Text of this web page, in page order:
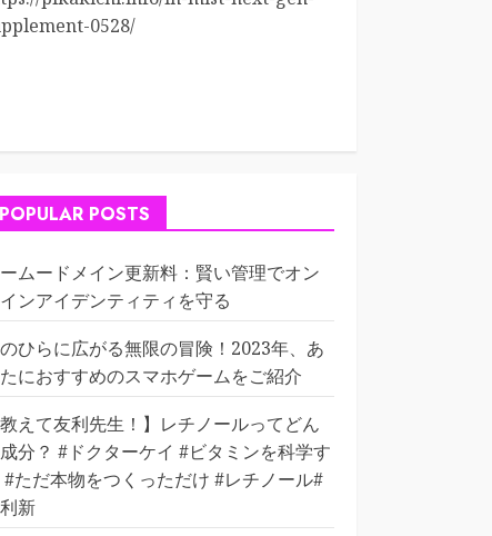
0528/
POPULAR POSTS
ムードメイン更新料：賢い管理でオン
ンアイデンティティを守る
ひらに広がる無限の冒険！2023年、あ
におすすめのスマホゲームをご紹介
教えて友利先生！】レチノールってどん
分？ #ドクターケイ #ビタミンを科学す
#ただ本物をつくっただけ #レチノール#
新